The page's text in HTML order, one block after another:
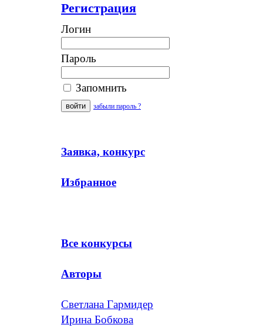
Регистрация
Логин
Пароль
Запомнить
забыли пароль ?
Заявка, конкурс
Избранное
Все конкурсы
Авторы
Светлана Гармидер
Ирина Бобкова